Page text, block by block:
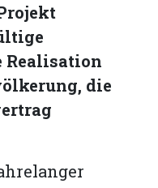
Realisation
die